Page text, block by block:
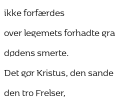
ikke forfærdes
over legemets forhadte
dødens smerte.
Det gør Kristus, den
den tro Frelser,